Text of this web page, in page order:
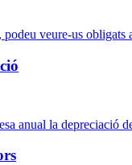
veure-us obligats
anual la depreciació